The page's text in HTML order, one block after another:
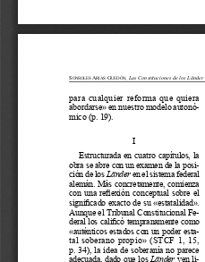
S onSoleS AriAS Guedón, Las Constituciones de los Länder
para  cualquier  reforma  que  quiera
abordarse» en nuestro modelo autonó-
mico (p. 19).
I
Estructurada  en  cuatro  capítulos,  la
obra se abre con un examen de la posi-
ción de los Länder en el sistema federal
alemán. Más concretamente, comienza
con una reflexión conceptual sobre el
significado exacto de su «estatalidad».
Aunque el Tribunal Constitucional Fe-
deral los calificó tempranamente como
«auténticos estados con un poder esta-
tal  soberano  propio»  (STCF  1,  15,
p.  34),  la  idea  de  soberanía  no  parece
adecuada,  dado  que  los Länder ven  li-